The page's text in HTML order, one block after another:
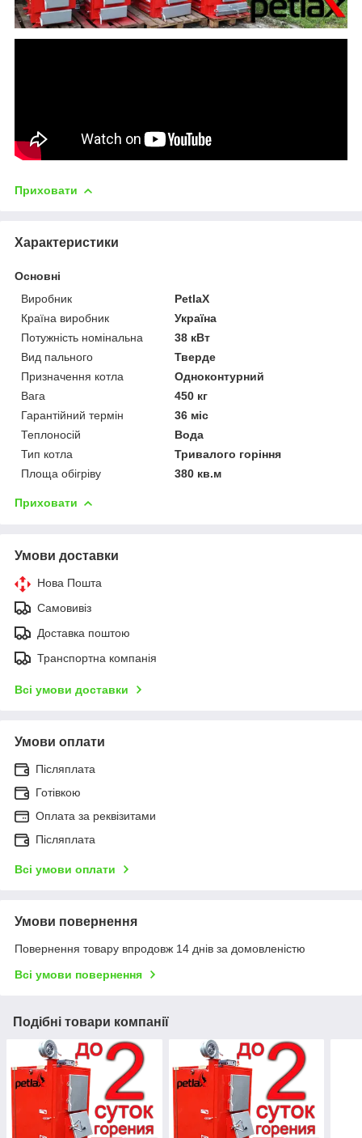
Приховати
Характеристики
Основні
Виробник
PetlaX
Країна виробник
Україна
Потужність номінальна
38 кВт
Вид пального
Тверде
Призначення котла
Одноконтурний
Вага
450 кг
Гарантійний термін
36 міс
Теплоносій
Вода
Тип котла
Тривалого горіння
Площа обігріву
380 кв.м
Приховати
Умови доставки
Нова Пошта
Самовивіз
Доставка поштою
Транспортна компанія
Всі умови доставки
Умови оплати
Післяплата
Готівкою
Оплата за реквізитами
Післяплата
Всі умови оплати
Умови повернення
Повернення товару впродовж 14 днів за домовленістю
Всі умови повернення
Подібні товари компанії